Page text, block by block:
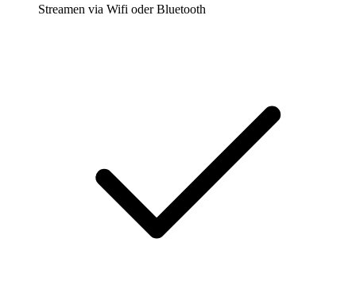
Streamen via Wifi oder Bluetooth